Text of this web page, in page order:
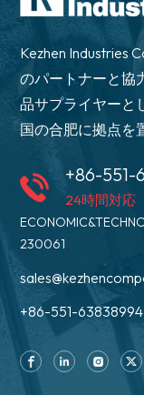
Kezhen Industries
のパートナーと協
品サプライヤーと
国の合肥に拠点を
+86-551-
24時間対応
230061
+86-551-63838994